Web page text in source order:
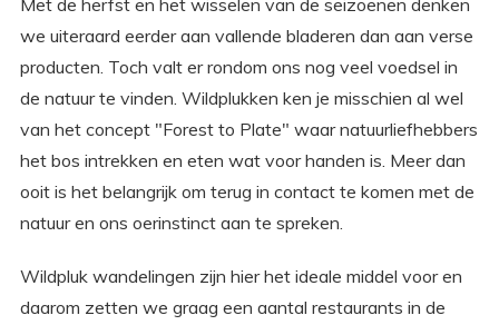
we uiteraard eerder aan vallende bladeren dan aan verse
producten. Toch valt er rondom ons nog veel voedsel in
de natuur te vinden. Wildplukken ken je misschien al wel
van het concept "Forest to Plate" waar natuurliefhebbers
het bos intrekken en eten wat voor handen is. Meer dan
ooit is het belangrijk om terug in contact te komen met de
natuur en ons oerinstinct aan te spreken.
Wildpluk wandelingen zijn hier het ideale middel voor en
daarom zetten we graag een aantal restaurants in de